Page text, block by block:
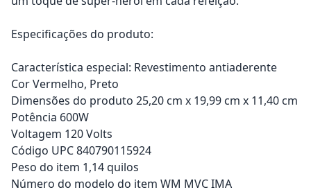
Especificações do produto:
Característica especial: Revestimento antiaderente
Cor Vermelho, Preto
Dimensões do produto 25,20 cm x 19,99 cm x 11,40 cm
Potência 600W
Voltagem 120 Volts
Código UPC 840790115924
Peso do item 1,14 quilos
Número do modelo do item WM MVC IMA